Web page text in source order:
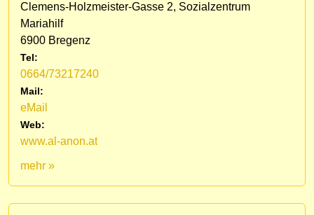
Clemens-Holzmeister-Gasse 2, Sozialzentrum
Mariahilf
6900 Bregenz
Tel:
0664/73217240
Mail:
eMail
Web:
www.al-anon.at
mehr »